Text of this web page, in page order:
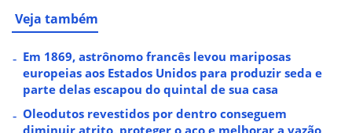
Veja também
Em 1869, astrônomo francês levou mariposas
europeias aos Estados Unidos para produzir seda e
parte delas escapou do quintal de sua casa
Oleodutos revestidos por dentro conseguem